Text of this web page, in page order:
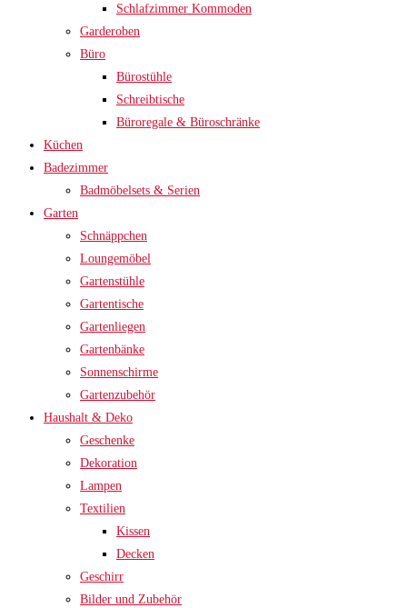
Schlafzimmer Kommoden
Garderoben
Büro
Bürostühle
Schreibtische
Büroregale & Büroschränke
Küchen
Badezimmer
Badmöbelsets & Serien
Garten
Schnäppchen
Loungemöbel
Gartenstühle
Gartentische
Gartenliegen
Gartenbänke
Sonnenschirme
Gartenzubehör
Haushalt & Deko
Geschenke
Dekoration
Lampen
Textilien
Kissen
Decken
Geschirr
Bilder und Zubehör